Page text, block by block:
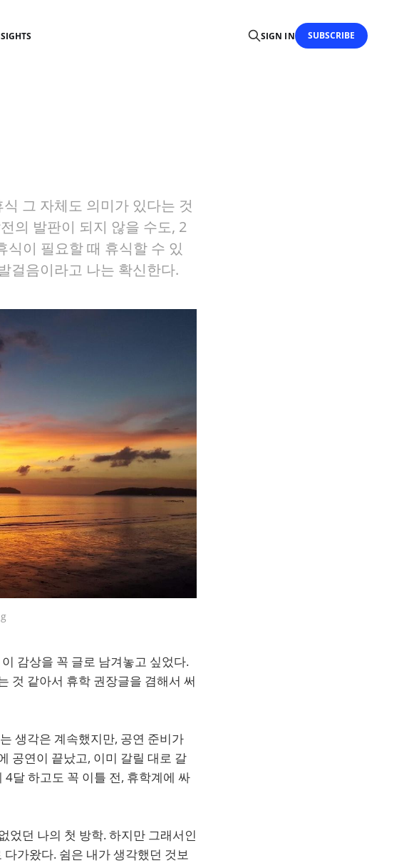
SIGN IN SUBSCRIBE
그 자체도 의미가 있다는 것
의 발판이 되지 않을 수도, 2
이 필요할 때 휴식할 수 있
걸음이라고 나는 확신한다.
감상을 꼭 글로 남겨놓고 싶었다.
것 같아서 휴학 권장글을 겸해서 써
생각은 계속했지만, 공연 준비가
공연이 끝났고, 이미 갈릴 대로 갈
달 하고도 꼭 이틀 전, 휴학계에 싸
었던 나의 첫 방학. 하지만 그래서인
다가왔다. 쉼은 내가 생각했던 것보